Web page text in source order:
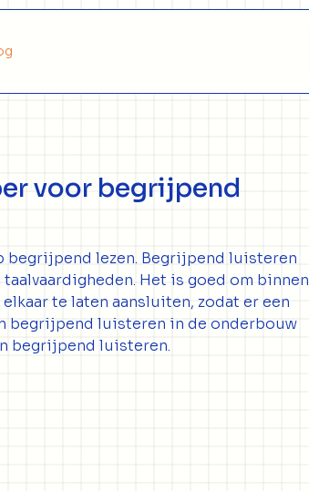
voor begrijpend
lezen. Begrijpend luisteren
Het is goed om binnen
te laten aansluiten, zodat er een
begrijpend luisteren in de onderbouw
begrijpend luisteren.